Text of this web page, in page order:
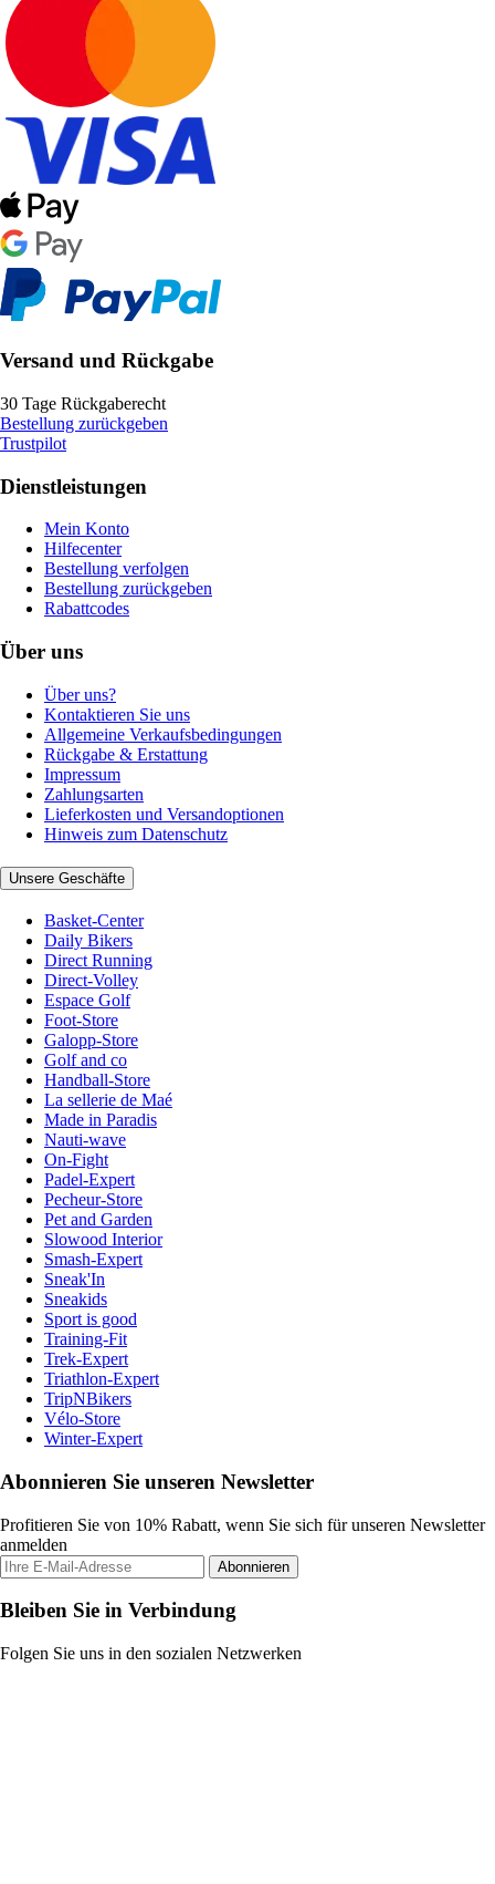
Versand und Rückgabe
30 Tage Rückgaberecht
Bestellung zurückgeben
Trustpilot
Dienstleistungen
Mein Konto
Hilfecenter
Bestellung verfolgen
Bestellung zurückgeben
Rabattcodes
Über uns
Über uns?
Kontaktieren Sie uns
Allgemeine Verkaufsbedingungen
Rückgabe & Erstattung
Impressum
Zahlungsarten
Lieferkosten und Versandoptionen
Hinweis zum Datenschutz
Unsere Geschäfte
Basket-Center
Daily Bikers
Direct Running
Direct-Volley
Espace Golf
Foot-Store
Galopp-Store
Golf and co
Handball-Store
La sellerie de Maé
Made in Paradis
Nauti-wave
On-Fight
Padel-Expert
Pecheur-Store
Pet and Garden
Slowood Interior
Smash-Expert
Sneak'In
Sneakids
Sport is good
Training-Fit
Trek-Expert
Triathlon-Expert
TripNBikers
Vélo-Store
Winter-Expert
Abonnieren Sie unseren Newsletter
Profitieren Sie von 10% Rabatt, wenn Sie sich für unseren Newsletter
anmelden
Abonnieren
Bleiben Sie in Verbindung
Folgen Sie uns in den sozialen Netzwerken